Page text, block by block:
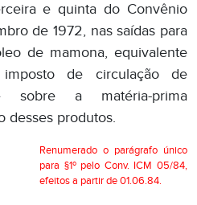
e quinta do Convênio
de 1972, nas saídas para
de mamona, equivalente
de circulação de
sobre a matéria-prima
desses produtos.
Renumerado o parágrafo único
para §1º pelo Conv. ICM 05/84,
efeitos a partir de 01.06.84.